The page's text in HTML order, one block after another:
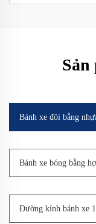
Sản
Bánh xe đôi bằng
Bánh xe bóng bằng
Đường kính bánh xe